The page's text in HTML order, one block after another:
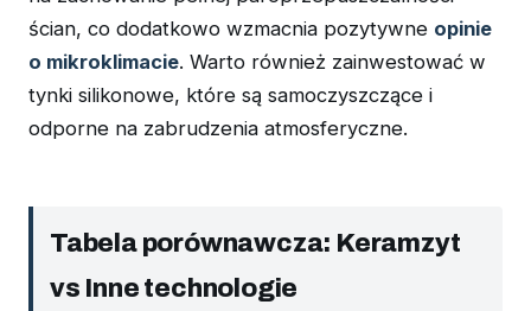
ścian, co dodatkowo wzmacnia pozytywne opinie
o mikroklimacie. Warto również zainwestować w
tynki silikonowe, które są samoczyszczące i
odporne na zabrudzenia atmosferyczne.
Tabela porównawcza: Keramzyt
vs Inne technologie